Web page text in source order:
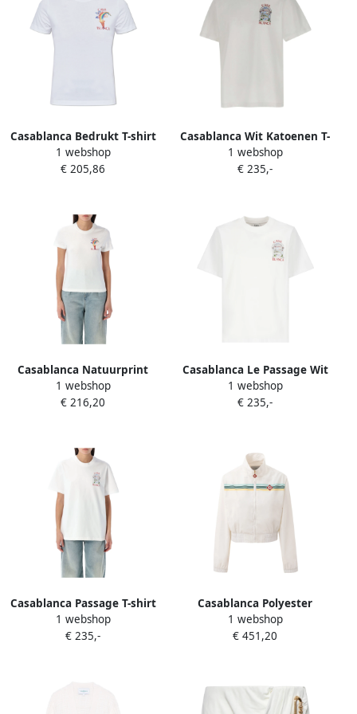
Casablanca Bedrukt T-shirt
White Dames
1 webshop
€ 205,86
Casablanca Wit Katoenen T-
shirt met Logoprint White
1 webshop
€ 235,-
Casablanca Natuurprint
Aansluitend T-shirt White
Dames
1 webshop
€ 216,20
Casablanca Le Passage Wit
T-shirt en Polo White Dames
1 webshop
€ 235,-
Casablanca Passage T-shirt
White Dames
1 webshop
€ 235,-
Casablanca Polyester
Pullover in Weier Stijl White
Dames
1 webshop
€ 451,20